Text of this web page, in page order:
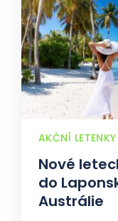
AKČNÍ LETENKY
Nové
do
Austrálie